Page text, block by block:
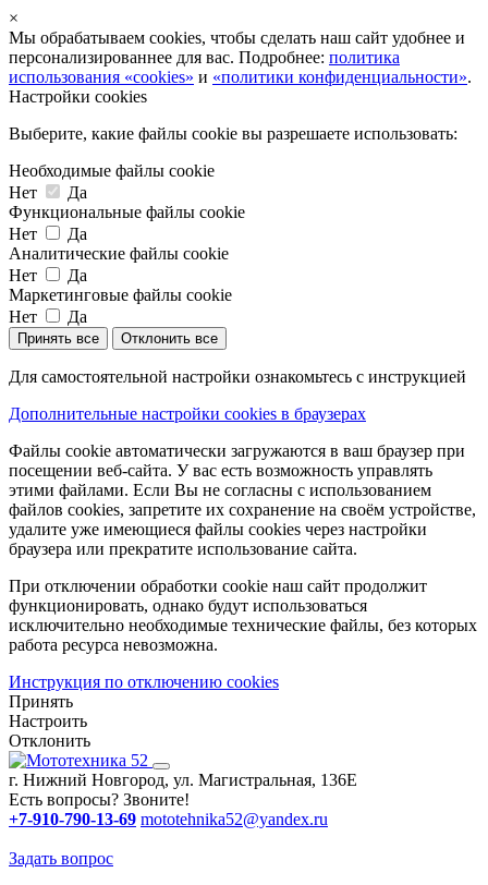
×
Мы обрабатываем cookies, чтобы сделать наш сайт удобнее и
персонализированнее для вас. Подробнее: политика
использования «cookies» и «политики конфиденциальности».
Настройки cookies
Выберите, какие файлы cookie вы разрешаете использовать:
Необходимые файлы cookie
Нет
Да
Функциональные файлы cookie
Нет
Да
Аналитические файлы cookie
Нет
Да
Маркетинговые файлы cookie
Нет
Да
Принять все Отклонить все
Для самостоятельной настройки ознакомьтесь с инструкцией
Дополнительные настройки cookies в браузерах
Файлы cookie автоматически загружаются в ваш браузер при
посещении веб-сайта. У вас есть возможность управлять
этими файлами. Если Вы не согласны с использованием
файлов cookies, запретите их сохранение на своём устройстве,
удалите уже имеющиеся файлы cookies через настройки
браузера или прекратите использование сайта.
При отключении обработки cookie наш сайт продолжит
функционировать, однако будут использоваться
исключительно необходимые технические файлы, без которых
работа ресурса невозможна.
Инструкция по отключению cookies
Принять
Настроить
Отклонить
г. Нижний Новгород, ул. Магистральная, 136Е
Есть вопросы? Звоните!
+7-910-790-13-69 mototehnika52@yandex.ru
Задать вопрос